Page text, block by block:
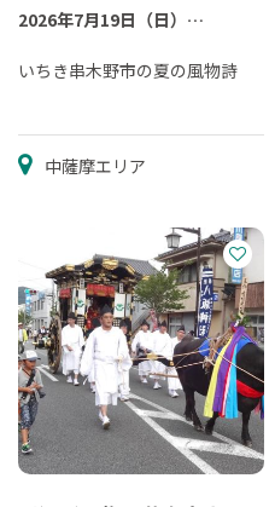
2026年7月19日（日）
※詳しくは公式ホームページを
いちき串木野市の夏の風物詩
中薩摩エリア